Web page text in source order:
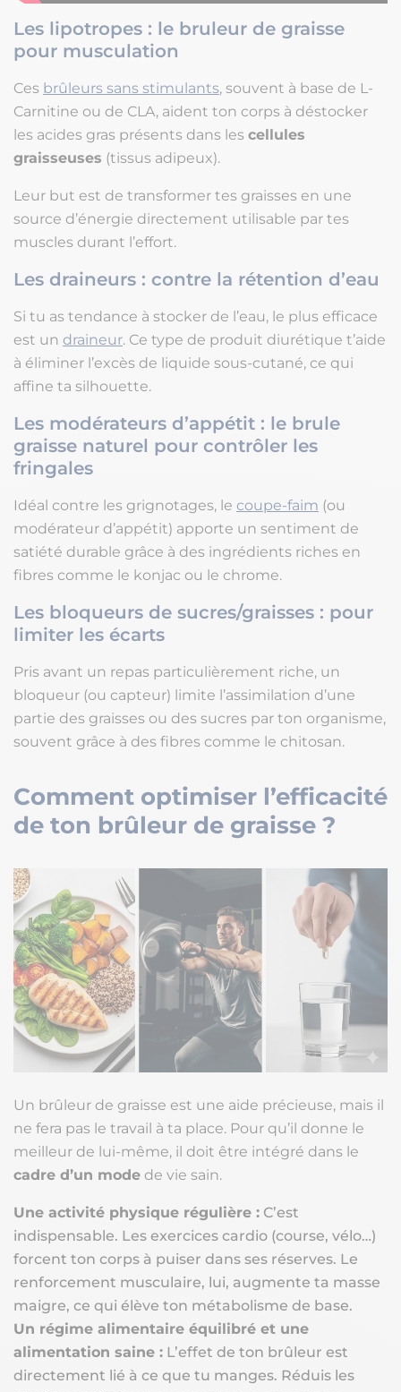
Les lipotropes : le bruleur de graisse
pour musculation
Ces brûleurs sans stimulants, souvent à base de L-
Carnitine ou de CLA, aident ton corps à déstocker
les acides gras présents dans les cellules
graisseuses (tissus adipeux).
Leur but est de transformer tes graisses en une
source d’énergie directement utilisable par tes
muscles durant l’effort.
Les draineurs : contre la rétention d’eau
Si tu as tendance à stocker de l’eau, le plus efficace
est un draineur. Ce type de produit diurétique t’aide
à éliminer l’excès de liquide sous-cutané, ce qui
affine ta silhouette.
Les modérateurs d’appétit : le brule
graisse naturel pour contrôler les
fringales
Idéal contre les grignotages, le coupe-faim (ou
modérateur d’appétit) apporte un sentiment de
satiété durable grâce à des ingrédients riches en
fibres comme le konjac ou le chrome.
Les bloqueurs de sucres/graisses : pour
limiter les écarts
Pris avant un repas particulièrement riche, un
bloqueur (ou capteur) limite l’assimilation d’une
partie des graisses ou des sucres par ton organisme,
souvent grâce à des fibres comme le chitosan.
Comment optimiser l’efficacité
de ton brûleur de graisse ?
Un brûleur de graisse est une aide précieuse, mais il
ne fera pas le travail à ta place. Pour qu’il donne le
meilleur de lui-même, il doit être intégré dans le
cadre d’un mode de vie sain.
Une activité physique régulière : C’est
indispensable. Les exercices cardio (course, vélo…)
forcent ton corps à puiser dans ses réserves. Le
renforcement musculaire, lui, augmente ta masse
maigre, ce qui élève ton métabolisme de base.
Un régime alimentaire équilibré et une
alimentation saine : L’effet de ton brûleur est
directement lié à ce que tu manges. Réduis les